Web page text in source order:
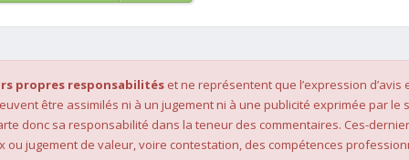
propres responsabilités et ne représentent que l’expression d’avis
être assimilés ni à un jugement ni à une publicité exprimée par le
donc sa responsabilité dans la teneur des commentaires. Ces-
jugement de valeur, voire contestation, des compétences